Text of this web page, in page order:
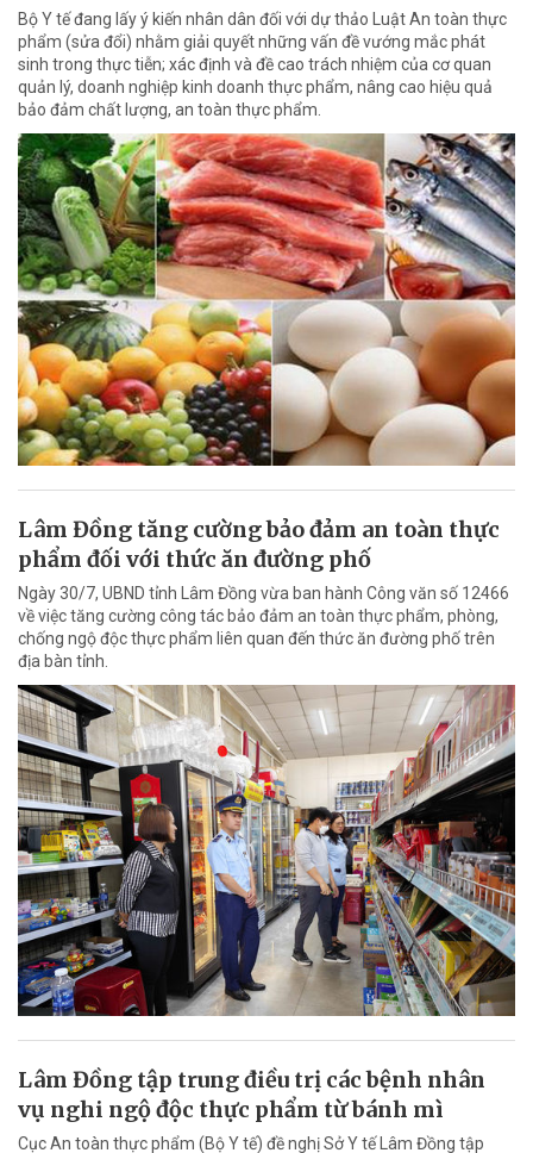
Bộ Y tế đang lấy ý kiến nhân dân đối với dự thảo Luật An toàn thực
phẩm (sửa đổi) nhằm giải quyết những vấn đề vướng mắc phát
sinh trong thực tiễn; xác định và đề cao trách nhiệm của cơ quan
quản lý, doanh nghiệp kinh doanh thực phẩm, nâng cao hiệu quả
bảo đảm chất lượng, an toàn thực phẩm.
Lâm Đồng tăng cường bảo đảm an toàn thực
phẩm đối với thức ăn đường phố
Ngày 30/7, UBND tỉnh Lâm Đồng vừa ban hành Công văn số 12466
về việc tăng cường công tác bảo đảm an toàn thực phẩm, phòng,
chống ngộ độc thực phẩm liên quan đến thức ăn đường phố trên
địa bàn tỉnh.
Lâm Đồng tập trung điều trị các bệnh nhân
vụ nghi ngộ độc thực phẩm từ bánh mì
Cục An toàn thực phẩm (Bộ Y tế) đề nghị Sở Y tế Lâm Đồng tập